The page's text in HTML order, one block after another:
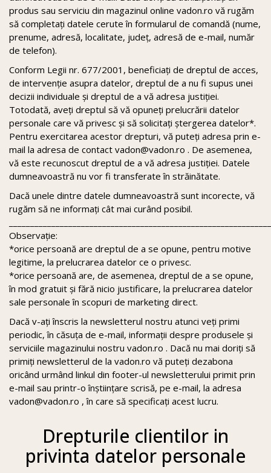
produs sau serviciu din magazinul online vadon.ro vă rugăm
să completați datele cerute în formularul de comandă (nume,
prenume, adresă, localitate, județ, adresă de e-mail, număr
de telefon).
Conform Legii nr. 677/2001, beneficiaţi de dreptul de acces,
de intervenţie asupra datelor, dreptul de a nu fi supus unei
decizii individuale şi dreptul de a vă adresa justiţiei.
Totodată, aveţi dreptul să vă opuneţi prelucrării datelor
personale care vă privesc şi să solicitaţi ştergerea datelor*.
Pentru exercitarea acestor drepturi, vă puteţi adresa prin e-
mail la adresa de contact vadon@vadon.ro . De asemenea,
vă este recunoscut dreptul de a vă adresa justiţiei. Datele
dumneavoastră nu vor fi transferate în străinătate.
Dacă unele dintre datele dumneavoastră sunt incorecte, vă
rugăm să ne informaţi cât mai curând posibil.
Observaţie:
*orice persoană are dreptul de a se opune, pentru motive
legitime, la prelucrarea datelor ce o privesc.
*orice persoană are, de asemenea, dreptul de a se opune,
în mod gratuit şi fără nicio justificare, la prelucrarea datelor
sale personale în scopuri de marketing direct.
Dacă v-ați înscris la newsletterul nostru atunci veți primi
periodic, în căsuța de e-mail, informații despre produsele și
serviciile magazinului nostru vadon.ro . Dacă nu mai doriți să
primiți newsletterul de la vadon.ro vă puteți dezabona
oricând urmând linkul din footer-ul newsletterului primit prin
e-mail sau printr-o înștiințare scrisă, pe e-mail, la adresa
vadon@vadon.ro , în care să specificați acest lucru.
Drepturile clientilor in
privinta datelor personale